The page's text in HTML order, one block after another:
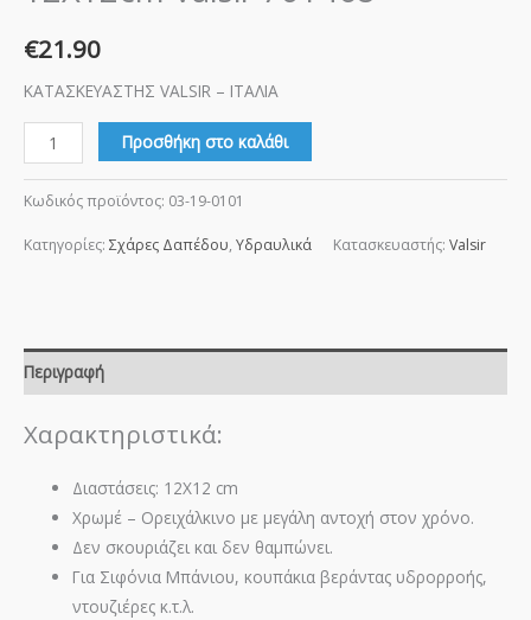
€21.90
ΚΑΤΑΣΚΕΥΑΣΤΗΣ VALSIR – ITAΛΙΑ
Προσθήκη στο καλάθι
Κωδικός προϊόντος: 03-19-0101
Κατηγορίες: Σχάρες Δαπέδου, Υδραυλικά Κατασκευαστής: Valsir
Περιγραφή
Χαρακτηριστικά:
Διαστάσεις: 12Χ12 cm
Χρωμέ – Ορειχάλκινο με μεγάλη αντοχή στον χρόνο.
Δεν σκουριάζει και δεν θαμπώνει.
Για Σιφόνια Μπάνιου, κουπάκια βεράντας υδρορροής,
ντουζιέρες κ.τ.λ.